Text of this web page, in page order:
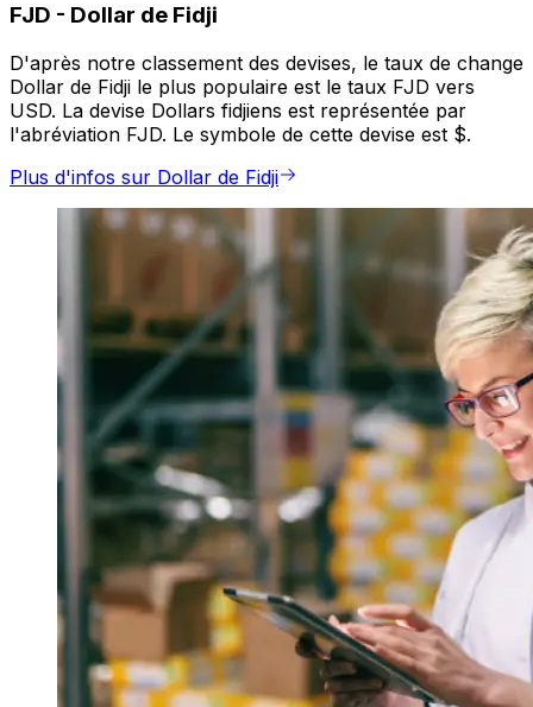
FJD - Dollar de Fidji
D'après notre classement des devises, le taux de change
Dollar de Fidji le plus populaire est le taux FJD vers
USD. La devise Dollars fidjiens est représentée par
l'abréviation FJD. Le symbole de cette devise est $.
Plus d'infos sur Dollar de Fidji